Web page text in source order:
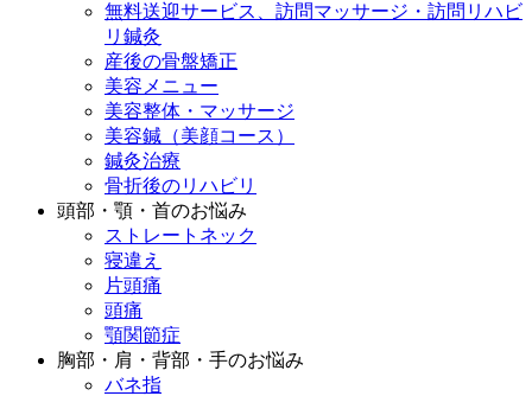
無料送迎サービス、訪問マッサージ・訪問リハビ
リ鍼灸
産後の骨盤矯正
美容メニュー
美容整体・マッサージ
美容鍼（美顔コース）
鍼灸治療
骨折後のリハビリ
頭部・顎・首のお悩み
ストレートネック
寝違え
片頭痛
頭痛
顎関節症
胸部・肩・背部・手のお悩み
バネ指